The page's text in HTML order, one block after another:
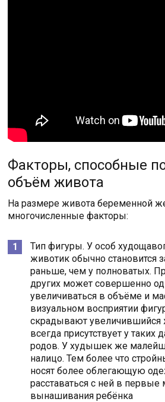
Факторы, способные
объём живота
На размере живота беременной
многочисленные факторы:
Тип фигуры. У особ
животик обычно становится
раньше, чем у полноватых.
других может совершенно
увеличиваться в объёме и
визуальном восприятии
скрадывают увеличившийся
всегда присутствует у
родов. У худышек же
налицо. Тем более что
носят более облегающую
расставаться с ней в
вынашивания ребёнка